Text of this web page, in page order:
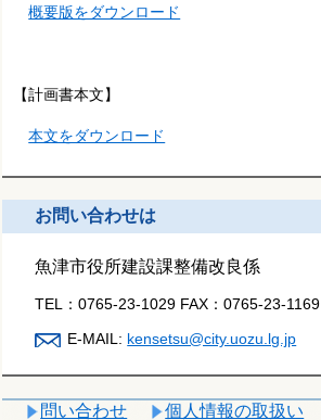
概要版をダウンロード
【計画書本文】
本文をダウンロード
お問い合わせは
魚津市役所建設課整備改良係
TEL：0765-23-1029 FAX：0765-23-1169
E-MAIL: kensetsu@city.uozu.lg.jp
問い合わせ 個人情報の取扱い